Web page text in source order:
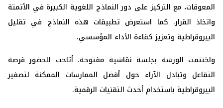
المعوقات، مع التركيز على دور النماذج اللغوية الكبيرة في الأتمتة
واتخاذ القرار. كما استعرض تطبيقات هذه النماذج في تقليل
البيروقراطية وتعزيز كفاءة الأداء المؤسسي.
واختتمت الورشة بجلسة نقاشية مفتوحة، أتاحت للحضور فرصة
التفاعل وتبادل الآراء حول أفضل الممارسات الممكنة لتصفير
البيروقراطية باستخدام أحدث التقنيات الرقمية.